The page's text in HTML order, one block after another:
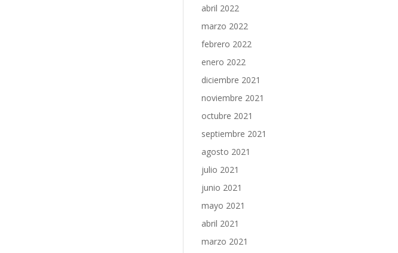
abril 2022
marzo 2022
febrero 2022
enero 2022
diciembre 2021
noviembre 2021
octubre 2021
septiembre 2021
agosto 2021
julio 2021
junio 2021
mayo 2021
abril 2021
marzo 2021